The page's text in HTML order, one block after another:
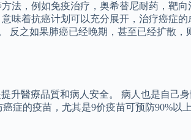
法，例如免疫治疗，奥希替尼耐药，靶
味着抗癌计划可以充分展开，治疗癌症
之如果肺癌已经晚期，甚至已经扩散，
升醫療品質和病人安全。 病人也是自己
症的疫苗，尤其是9价疫苗可预防90%以